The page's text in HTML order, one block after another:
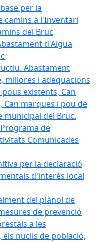
per la
camins a l'Inventari
del Bruc
d'Aigua
Abastament
millores i adequacions
existents, Can
Can marques i pou de
municipal del Bruc.
de
Comunicades
per la declaració
d'interès local
del plànol de
de prevenció
a les
nuclis de població,